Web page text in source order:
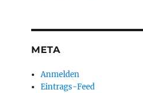
META
Anmelden
Eintrags-Feed